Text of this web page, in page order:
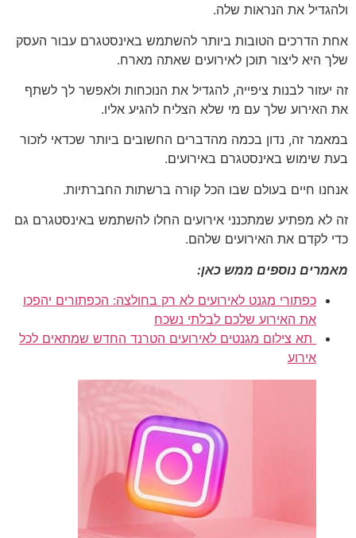
ולהגדיל את הנראות שלה.
אחת הדרכים הטובות ביותר להשתמש באינסטגרם עבור העסק
שלך היא ליצור תוכן לאירועים שאתה מארח.
זה יעזור לבנות ציפייה, להגדיל את הנוכחות ולאפשר לך לשתף
את האירוע שלך עם מי שלא הצליח להגיע אליו.
במאמר זה, נדון בכמה מהדברים החשובים ביותר שכדאי לזכור
בעת שימוש באינסטגרם באירועים.
אנחנו חיים בעולם שבו הכל קורה ברשתות החברתיות.
זה לא מפתיע שמתכנני אירועים החלו להשתמש באינסטגרם גם
כדי לקדם את האירועים שלהם.
מאמרים נוספים ממש כאן:
כפתורי מגנט לאירועים לא רק בחולצה: הכפתורים יהפכו
את האירוע שלכם לבלתי נשכח
תא צילום מגנטים לאירועים הטרנד החדש שמתאים לכל
אירוע